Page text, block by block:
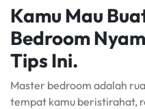
Kamu Mau
Bedroom
Tips Ini.
Master bedroom adalah
tempat kamu beristirahat,